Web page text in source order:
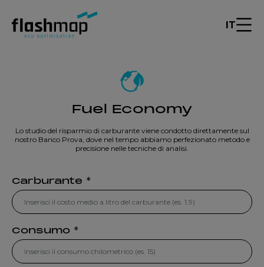
IT
Fuel Economy
Lo studio del risparmio di carburante viene condotto direttamente sul
nostro Banco Prova, dove nel tempo abbiamo perfezionato metodo e
precisione nelle tecniche di analisi.
Carburante *
Consumo *